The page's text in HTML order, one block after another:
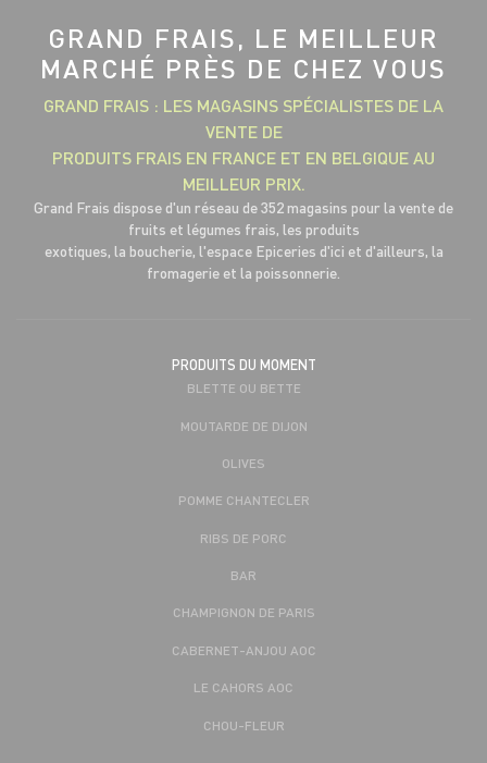
GRAND FRAIS, LE MEILLEUR
MARCHÉ PRÈS DE CHEZ VOUS
GRAND FRAIS : LES MAGASINS SPÉCIALISTES DE LA
VENTE DE
PRODUITS FRAIS EN FRANCE ET EN BELGIQUE AU
MEILLEUR PRIX.
Grand Frais dispose d'un réseau de 352 magasins pour la vente de
fruits et légumes frais, les produits
exotiques, la boucherie, l'espace Epiceries d'ici et d'ailleurs, la
fromagerie et la poissonnerie.
PRODUITS DU MOMENT
BLETTE OU BETTE
MOUTARDE DE DIJON
OLIVES
POMME CHANTECLER
RIBS DE PORC
BAR
CHAMPIGNON DE PARIS
CABERNET-ANJOU AOC
LE CAHORS AOC
CHOU-FLEUR